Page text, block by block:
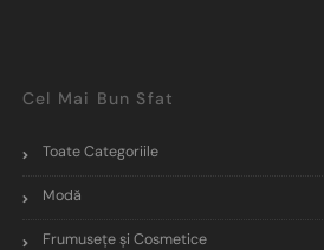
Cel Mai Bun Sfat
Toate Categoriile
Modă
Frumusețe și Cosmetice